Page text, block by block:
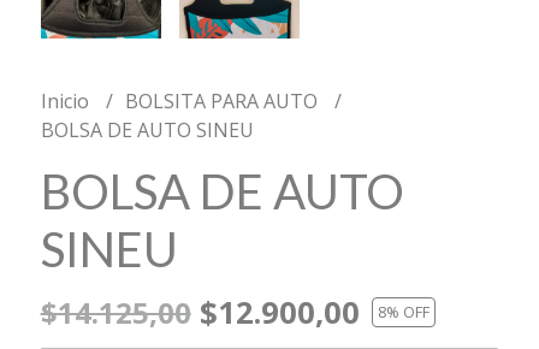
Inicio
BOLSITA PARA AUTO
BOLSA DE AUTO SINEU
BOLSA DE AUTO
SINEU
$14.125,00$12.900,00 8% OFF